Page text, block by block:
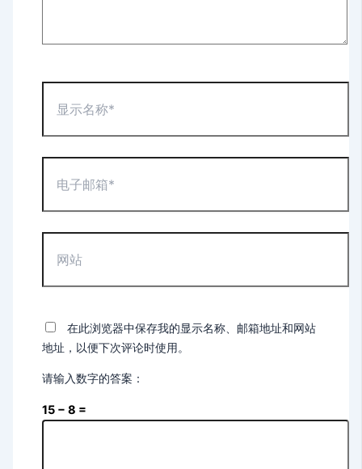
称
*
箱
在此浏览器中保存我的显示名称、邮箱地址和网站
地址，以便下次评论时使用。
请输入数字的答案：
15 − 8 =